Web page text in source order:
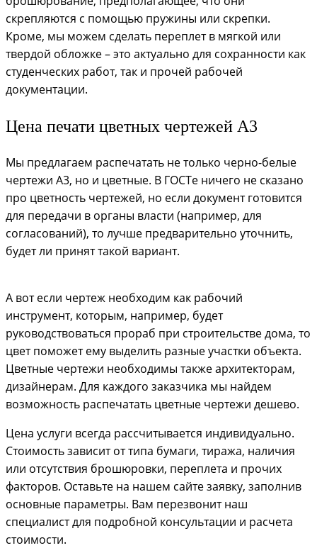
скрепляются с помощью пружины или скрепки.
Кроме, мы можем сделать переплет в мягкой или
твердой обложке – это актуально для сохранности как
студенческих работ, так и прочей рабочей
документации.
Цена печати цветных чертежей А3
Мы предлагаем распечатать не только черно-белые
чертежи А3, но и цветные. В ГОСТе ничего не сказано
про цветность чертежей, но если документ готовится
для передачи в органы власти (например, для
согласований), то лучше предварительно уточнить,
будет ли принят такой вариант.
А вот если чертеж необходим как рабочий
инструмент, которым, например, будет
руководствоваться прораб при строительстве дома, то
цвет поможет ему выделить разные участки объекта.
Цветные чертежи необходимы также архитекторам,
дизайнерам. Для каждого заказчика мы найдем
возможность распечатать цветные чертежи дешево.
Цена услуги всегда рассчитывается индивидуально.
Стоимость зависит от типа бумаги, тиража, наличия
или отсутствия брошюровки, переплета и прочих
факторов. Оставьте на нашем сайте заявку, заполнив
основные параметры. Вам перезвонит наш
специалист для подробной консультации и расчета
стоимости.